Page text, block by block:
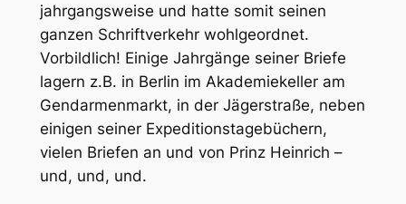
jahrgangsweise und hatte somit seinen
ganzen Schriftverkehr wohlgeordnet.
Vorbildlich! Einige Jahrgänge seiner Briefe
lagern z.B. in Berlin im Akademiekeller am
Gendarmenmarkt, in der Jägerstraße, neben
einigen seiner Expeditionstagebüchern,
vielen Briefen an und von Prinz Heinrich –
und, und, und.